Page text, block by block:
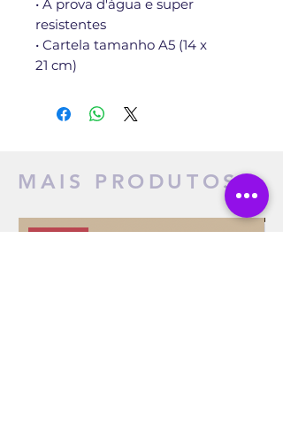
• A prova d'água e super
resistentes
• Cartela tamanho A5 (14 x
21 cm)
MAIS PRODUTOS
NOVO